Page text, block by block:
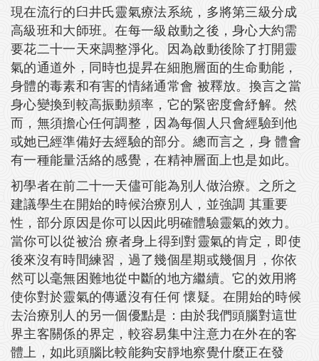
現在流行的臼井氏靈氣療法系統，多將第三級分成
高級班和大師班。在每一級啟動之後，身心大約需
要花二十一天來調整淨化。因為啟動後除了打開靈
氣的通道外，同時也提昇在細胞層面的生命動能，
身體的毒素和有害的情緒通常會 被釋放。換言之當
身心變換到較高振動頻率，它的緊密度會紓解。然
而，無須擔心任何調整，因為每個人只會經驗到他
或她已經準備好去經驗的部分。總而言之，身 體會
有一種能量活絡的感覺，在精神層面上也是如此。
初學者在前二十一天儘可能為別人做治療。之所之
建議學生在開始的時候治療別人，並強調 其重要
性，部分原因是你可以因此明確體驗靈氣的效力。
當你可以從被治 療者身上得到對靈氣的肯定，即使
後來沒有時間練習，過了幾個星期或幾個月，你依
然可以毫無困難地從中斷的地方繼續。它的效用將
使你對於靈氣的傳遞沒有任何 懷疑。在開始的時候
去治療別人的另一個優點是：由於我們頭腦對這世
界主客關係的界定，較容易集中注意力在外在的客
體上，如此頭腦比較能夠安靜地察覺什麼正在發